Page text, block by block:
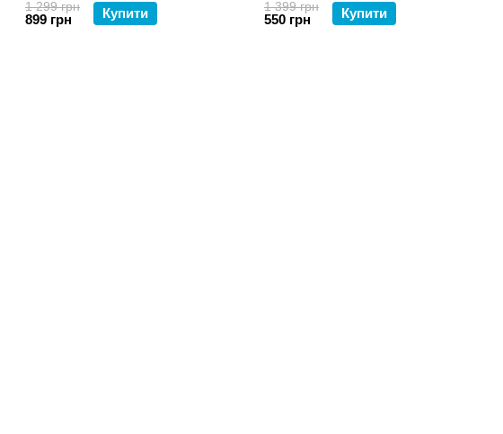
1 299 грн
899 грн Купити 1 399 грн
550 грн Купити